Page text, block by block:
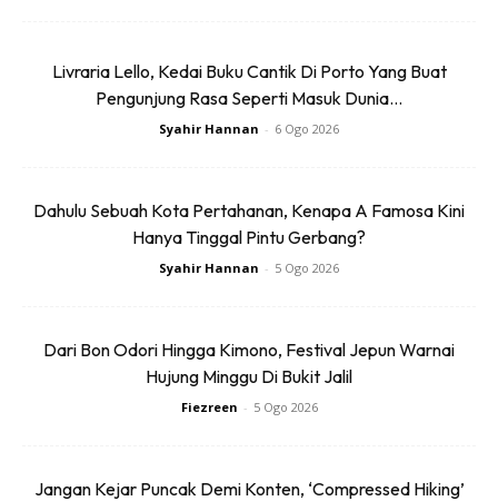
1) Memulakan perjalanan dari KL Sentral – Gemas – Wakaf
Bharu – Kota Bharu – KL.
apps KTMB untuk merasai pengalaman tidur di atas katil
untuk seat duduk adalah Koc T1-T3. Mereka pilih koc 8, koc
paling hujung. Kenapa lebih baik pilih koc 8, penumpang lain
tak lalu-lalang untuk ke cafe di koc 5 dan ia yang paling
Livraria Lello, Kedai Buku Cantik Di Porto Yang Buat
Pengunjung Rasa Seperti Masuk Dunia...
Syahir Hannan - 6 Ogo 2026
Dahulu Sebuah Kota Pertahanan, Kenapa A Famosa Kini
Hanya Tinggal Pintu Gerbang?
Syahir Hannan - 5 Ogo 2026
Dari Bon Odori Hingga Kimono, Festival Jepun Warnai
Hujung Minggu Di Bukit Jalil
Fiezreen - 5 Ogo 2026
Jangan Kejar Puncak Demi Konten, ‘Compressed Hiking’